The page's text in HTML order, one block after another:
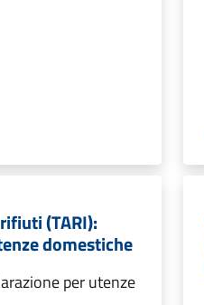
(TARI):
domestiche
per utenze